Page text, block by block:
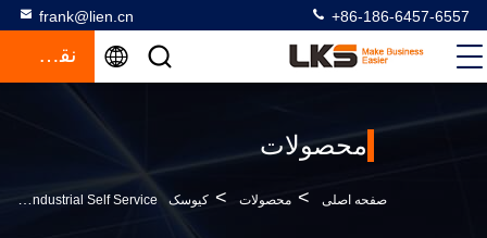
frank@lien.cn +86-186-6457-6557
نقل قول
محصولات
صفحه اصلی > محصولات > کیوسک ATM PC Window 7 Industrial Self Service ایستگاه کیوسک بهداشت را با مانیتور LCD بررسی کنید